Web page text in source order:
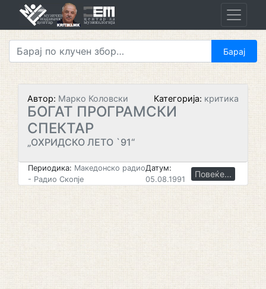
Автор: Марко Коловски Категорија: критика
БОГАТ ПРОГРАМСКИ
СПЕКТАР
„ОХРИДСКО ЛЕТО `91“
Периодика: Македонско радио
- Радио Скопје
Датум:
05.08.1991
Повеќе...